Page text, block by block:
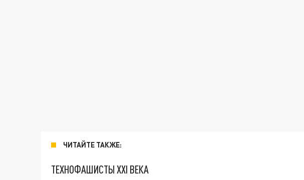
ЧИТАЙТЕ ТАКЖЕ:
ТЕХНОФАШИСТЫ XXI ВЕКА